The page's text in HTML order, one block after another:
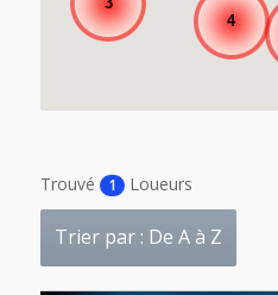
4
Trouvé 1 Loueurs
Trier par : De A à Z